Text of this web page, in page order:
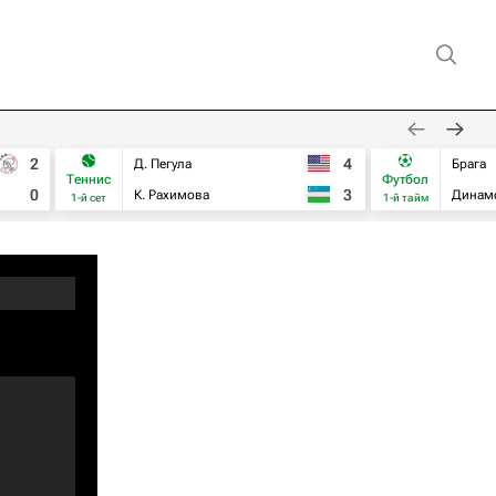
2
0
Теннис
1-й сет
Д. Пегула
К. Рахимова
4
3
Футбол
1-й тайм
Брага